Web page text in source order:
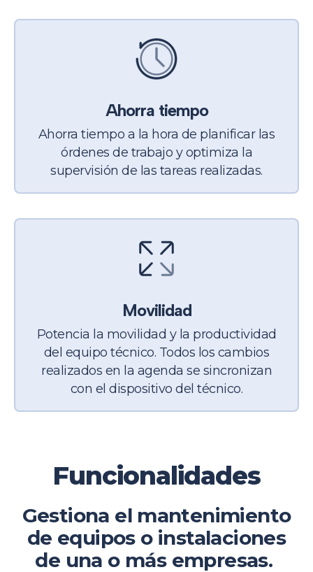
Ahorra tiempo
Ahorra tiempo a la hora de planificar las
órdenes de trabajo y optimiza la
supervisión de las tareas realizadas.
Movilidad
Potencia la movilidad y la productividad
del equipo técnico. Todos los cambios
realizados en la agenda se sincronizan
con el dispositivo del técnico.
Funcionalidades
Gestiona el mantenimiento
de equipos o instalaciones
de una o más empresas.